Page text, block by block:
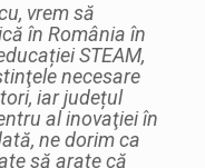
vrem să
în România în
STEAM,
necesare
iar județul
al inovaţiei în
ne dorim ca
să arate că